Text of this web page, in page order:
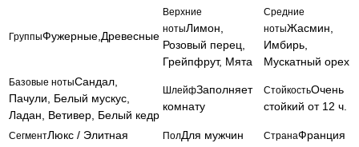
твердый
75мл
Дезо
100м
л
Спрей
для
тела
Спрей
для
Гель
для
душа
200мл
ГруппыФужерные,Древесные
Верхние
нотыЛимон,
Розовый перец,
Грейпфрут, Мята
Средние
нотыЖасмин,
Имбирь,
Мускатный орех
Базовые нотыСандал,
Пачули, Белый мускус,
Ладан, Ветивер, Белый кедр
ШлейфЗаполняет
комнату
СтойкостьОчень
стойкий от 12 ч.
СегментЛюкс / Элитная ПолДля мужчин СтранаФранция